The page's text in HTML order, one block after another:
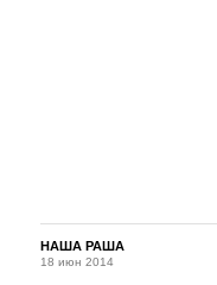
НАША РАША
18 июн 2014